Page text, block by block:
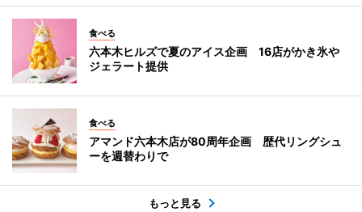
食べる
六本木ヒルズで夏のアイス企画 16店がかき氷や
ジェラート提供
食べる
アマンド六本木店が80周年企画 歴代リングシュ
ーを週替わりで
もっと見る